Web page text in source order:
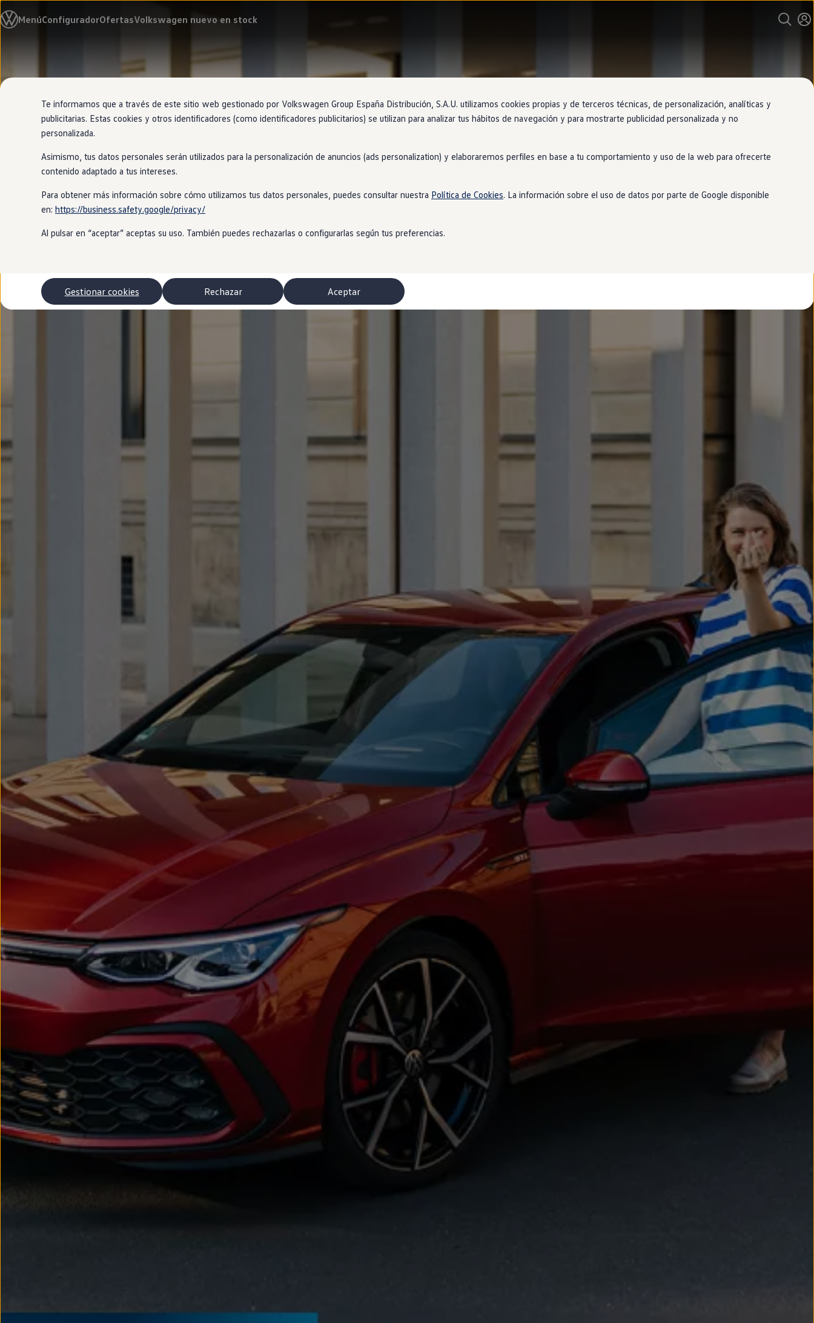
directamente
directamente
página
MenúConfiguradorOfertasVolkswagen nuevo en stock
Modelos y configurador
Nuevo ID. Cross
Volkswagen nuevo en stock
Volkswagen de ocasión
Financiación
My Way
Seguros
Empresas
Autoescuelas
Más sobre eléctricos
Más sobre híbridos
Plan Auto +
Etiquetas DGT
Simulador de autonomía, carga y ahorro
Soluciones de carga
Autonomía
Clientes y posventa
Club Volkswagen
Ofertas posventa
Actualizaciones del software, los mapas y las emisoras de radio
Mantenimiento y reparaciones
Revisiones e ITV
Aire acondicionado y filtros
Faros y lunas
Recambios Volkswagen
Personalización
Información sobre EA189
Accede a My Volkswagen
Todo sobre tu Volkswagen
Información sobre Diésel XTL
Suscripción de mantenimiento Long Drive
Modelos anteriores
Beetle
Scirocco
Jetta
Sharan
Golf
Polo
Passat
Touareg
Asistencia en carretera
Te informamos que a través de este sitio web gestionado por Volkswagen Group España Distribución, S.A.U. utilizamos cookies propias y de terceros técnicas, de personalización, analíticas y
publicitarias. Estas cookies y otros identificadores (como identificadores publicitarios) se utilizan para analizar tus hábitos de navegación y para mostrarte publicidad personalizada y no
personalizada.
Asimismo, tus datos personales serán utilizados para la personalización de anuncios (ads personalization) y elaboraremos perfiles en base a tu comportamiento y uso de la web para ofrecerte
contenido adaptado a tus intereses.
Para obtener más información sobre cómo utilizamos tus datos personales, puedes consultar nuestra Política de Cookies. La información sobre el uso de datos por parte de Google disponible
en: https://business.safety.google/privacy/
Al pulsar en “aceptar” aceptas su uso. También puedes rechazarlas o configurarlas según tus preferencias.
Aceptar
Rechazar
Gestionar cookies